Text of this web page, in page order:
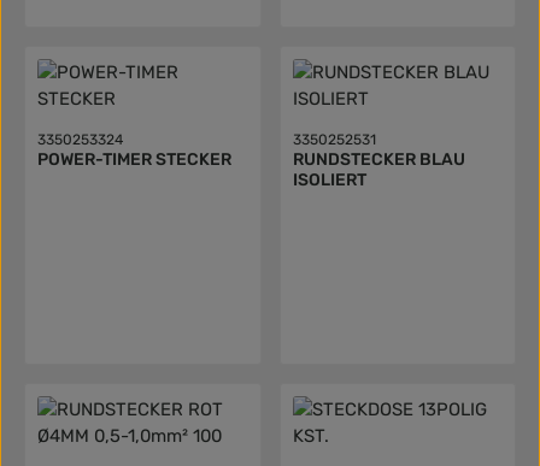
3350253324
POWER-TIMER STECKER
3350252531
RUNDSTECKER BLAU
ISOLIERT